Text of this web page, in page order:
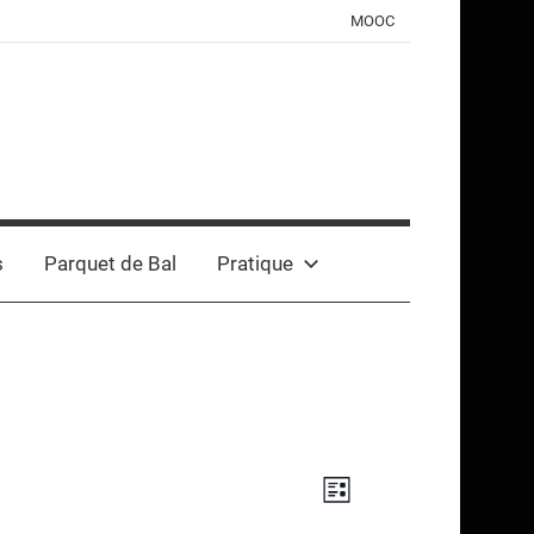
MOOC
Parquet de Bal Pratique
Navigation
Navigation
Liste